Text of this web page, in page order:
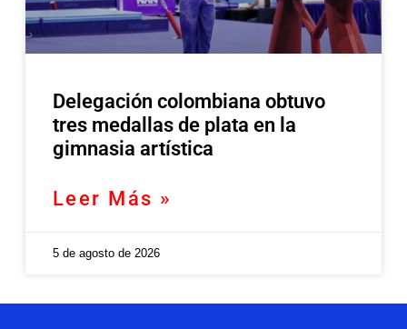
Delegación colombiana obtuvo
tres medallas de plata en la
gimnasia artística
Leer Más »
5 de agosto de 2026